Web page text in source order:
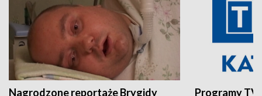
Nagrodzone reportaże Brygidy
Programy